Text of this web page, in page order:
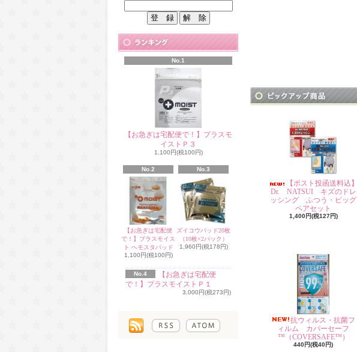
No.1
【お急ぎは宅配便で！】プラスモ
イストＰ３
1,100円(税100円)
No.2
【お急ぎは宅配便
で！】プラスモイス
ト ヘモスタパッド
1,100円(税100円)
No.3
ズイコウパッド20枚
（10枚×2パック）
1,960円(税178円)
No.4
【お急ぎは宅配便
で！】プラスモイストＰ１
3,000円(税273円)
【ポスト投函送料込】
Dr. NATSUI キズのドレ
ッシング ふつう・ビッグ
ペアセット
1,400円(税127円)
抗ウィルス・抗菌フ
ィルム カバーセーフ
™（COVERSAFE™）
440円(税40円)